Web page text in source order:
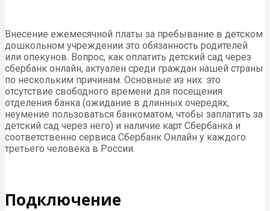
Внесение ежемесячной платы за пребывание в детском
дошкольном учреждении это обязанность родителей
или опекунов. Вопрос, как оплатить детский сад через
сбербанк онлайн, актуален среди граждан нашей страны
по нескольким причинам. Основные из них: это
отсутствие свободного времени для посещения
отделения банка (ожидание в длинных очередях,
неумение пользоваться банкоматом, чтобы заплатить за
детский сад через него) и наличие карт Сбербанка и
соответственно сервиса Сбербанк Онлайн у каждого
третьего человека в России.
Подключение